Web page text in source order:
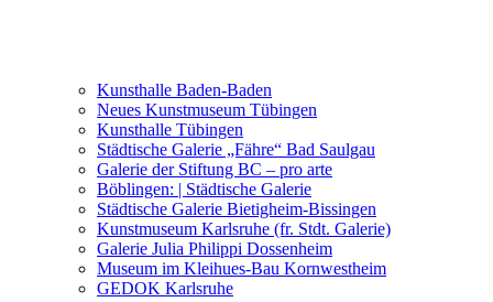
Was seither geschah
Kunstwettbewerbe, Ausschreibungen für Künstler
Kunsthalle Baden-Baden
Neues Kunstmuseum Tübingen
Kunsthalle Tübingen
Städtische Galerie „Fähre“ Bad Saulgau
Galerie der Stiftung BC – pro arte
Böblingen: | Städtische Galerie
Städtische Galerie Bietigheim-Bissingen
Kunstmuseum Karlsruhe (fr. Stdt. Galerie)
Galerie Julia Philippi Dossenheim
Museum im Kleihues-Bau Kornwestheim
GEDOK Karlsruhe